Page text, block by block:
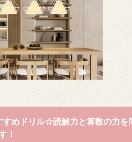
すめドリル☆読解力と算数の力を
！